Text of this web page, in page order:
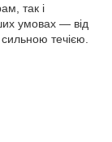
так і
умовах — від
течією.